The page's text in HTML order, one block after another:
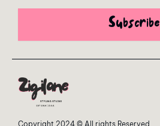
Subscribe
Copyright 2024 © All rights Reserved.